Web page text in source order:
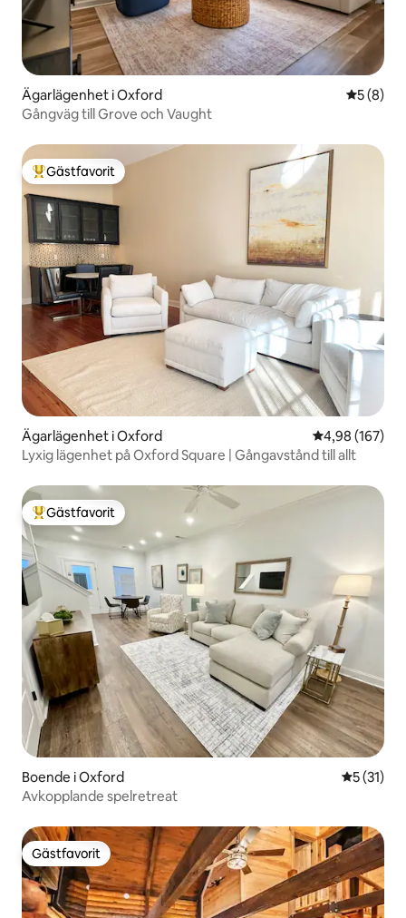
Ägarlägenhet i Oxford 5 av 5 i
5 (8)
Gångväg till Grove och Vaught
Populär gästfavorit
Gästfavorit
Ägarlägenhet i Oxford 4,98 av 5 i
4,98 (167)
Lyxig lägenhet på Oxford Square | Gångavstånd till allt
Populär gästfavorit
Gästfavorit
Boende i Oxford 5 av 5 i
5 (31)
Avkopplande spelretreat
Gästfavorit
Gästfavorit